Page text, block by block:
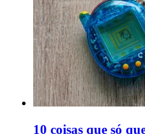
10 coisas que só